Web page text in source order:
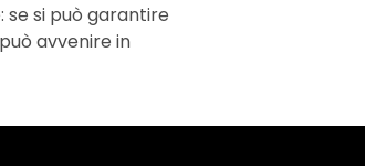
se si può garantire
avvenire in